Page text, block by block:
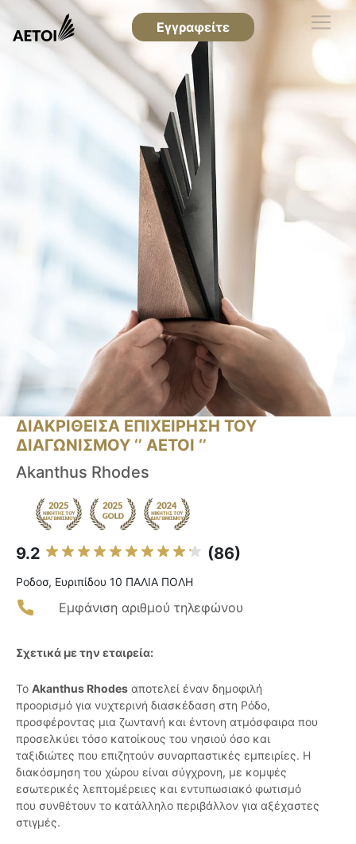
Εγγραφείτε
ΔΙΑΚΡΙΘΕΙΣΑ ΕΠΙΧΕΙΡΗΣΗ ΤΟΥ
ΔΙΑΓΩΝΙΣΜΟΥ ‘’ ΑΕΤΟΙ ‘’
Akanthus Rhodes
9.2 (86)
Ροδοσ, Ευριπίδου 10 ΠΑΛΙΑ ΠΟΛΗ
Εμφάνιση αριθμού τηλεφώνου
Σχετικά με την εταιρεία:
Το Akanthus Rhodes αποτελεί έναν δημοφιλή
προορισμό για νυχτερινή διασκέδαση στη Ρόδο,
προσφέροντας μια ζωντανή και έντονη ατμόσφαιρα που
προσελκύει τόσο κατοίκους του νησιού όσο και
ταξιδιώτες που επιζητούν συναρπαστικές εμπειρίες. Η
διακόσμηση του χώρου είναι σύγχρονη, με κομψές
εσωτερικές λεπτομέρειες και εντυπωσιακό φωτισμό
που συνθέτουν το κατάλληλο περιβάλλον για αξέχαστες
στιγμές.